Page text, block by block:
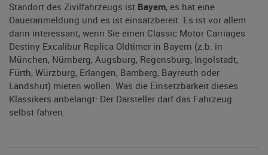
Standort des Zivilfahrzeugs ist Bayern, es hat eine
Daueranmeldung und es ist einsatzbereit. Es ist vor allem
dann interessant, wenn Sie einen Classic Motor Carriages
Destiny Excalibur Replica Oldtimer in Bayern (z.b. in
München, Nürnberg, Augsburg, Regensburg, Ingolstadt,
Fürth, Würzburg, Erlangen, Bamberg, Bayreuth oder
Landshut) mieten wollen. Was die Einsetzbarkeit dieses
Klassikers anbelangt: Der Darsteller darf das Fahrzeug
selbst fahren.